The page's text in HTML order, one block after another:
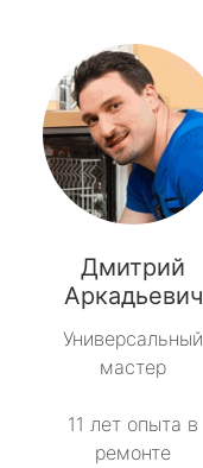
Дмитрий
Аркадьевич
Универсальный
мастер
11 лет опыта в
ремонте